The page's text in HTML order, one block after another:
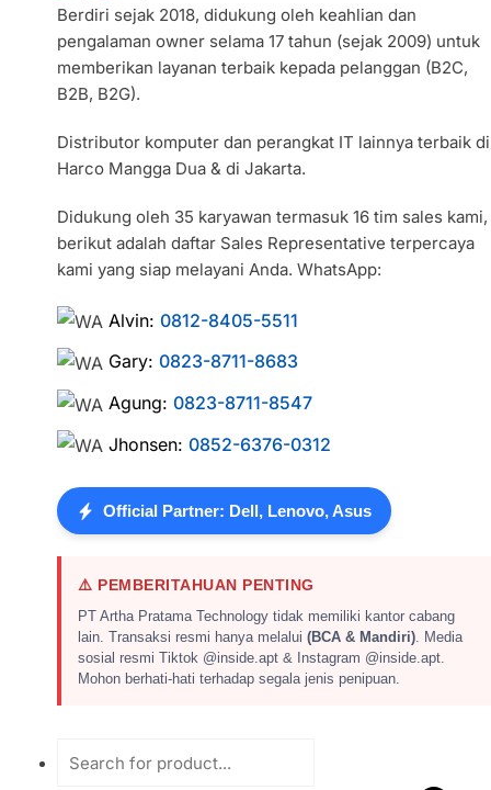
Berdiri sejak 2018, didukung oleh keahlian dan
pengalaman owner selama 17 tahun (sejak 2009) untuk
memberikan layanan terbaik kepada pelanggan (B2C,
B2B, B2G).
Distributor komputer dan perangkat IT lainnya terbaik di
Harco Mangga Dua & di Jakarta.
Didukung oleh 35 karyawan termasuk 16 tim sales kami,
berikut adalah daftar Sales Representative terpercaya
kami yang siap melayani Anda. WhatsApp:
Alvin:0812-8405-5511
Gary:0823-8711-8683
Agung:0823-8711-8547
Jhonsen:0852-6376-0312
Official Partner: Dell, Lenovo, Asus
⚠️ PEMBERITAHUAN PENTING
PT Artha Pratama Technology tidak memiliki kantor cabang
lain. Transaksi resmi hanya melalui(BCA & Mandiri). Media
sosial resmi Tiktok @inside.apt & Instagram @inside.apt.
Mohon berhati-hati terhadap segala jenis penipuan.